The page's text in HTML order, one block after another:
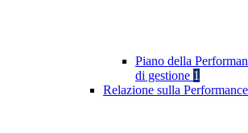
Piano della
di gestione 1
Relazione sulla Performance